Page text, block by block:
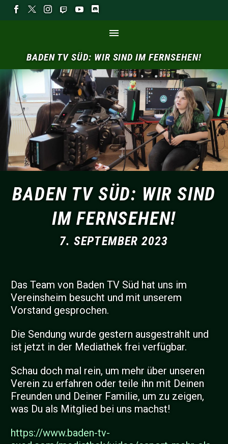
BADEN TV SÜD: WIR SIND IM FERNSEHEN!
BADEN TV SÜD: WIR SIND
IM FERNSEHEN!
7. SEPTEMBER 2023
Das Team von Baden TV Süd hat uns im
Vereinsheim besucht und mit unserem
Vorstand gesprochen.
Die Sendung wurde gestern ausgestrahlt und
ist jetzt in der Mediathek frei verfügbar.
Schau doch mal rein, um mehr über unseren
Verein zu erfahren oder teile ihn mit Deinen
Freunden und Deiner Familie, um zu zeigen,
was Du als Mitglied bei uns machst!
https://www.baden-tv-